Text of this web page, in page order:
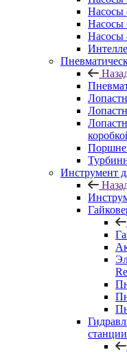
Насосы
Насосы
Насосы
Инструмент
станции